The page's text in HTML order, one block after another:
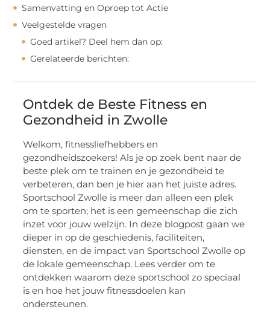
Samenvatting en Oproep tot Actie
Veelgestelde vragen
Goed artikel? Deel hem dan op:
Gerelateerde berichten:
Ontdek de Beste Fitness en
Gezondheid in Zwolle
Welkom, fitnessliefhebbers en
gezondheidszoekers! Als je op zoek bent naar de
beste plek om te trainen en je gezondheid te
verbeteren, dan ben je hier aan het juiste adres.
Sportschool Zwolle is meer dan alleen een plek
om te sporten; het is een gemeenschap die zich
inzet voor jouw welzijn. In deze blogpost gaan we
dieper in op de geschiedenis, faciliteiten,
diensten, en de impact van Sportschool Zwolle op
de lokale gemeenschap. Lees verder om te
ontdekken waarom deze sportschool zo speciaal
is en hoe het jouw fitnessdoelen kan
ondersteunen.